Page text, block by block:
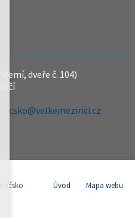
dveře č. 104)
Úvod Mapa webu